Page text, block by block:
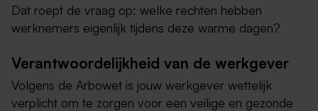
Dat roept de vraag op: welke rechten hebben
werknemers eigenlijk tijdens deze warme dagen?
Verantwoordelijkheid van de werkgever
Volgens de Arbowet is jouw werkgever wettelijk
verplicht om te zorgen voor een veilige en gezonde